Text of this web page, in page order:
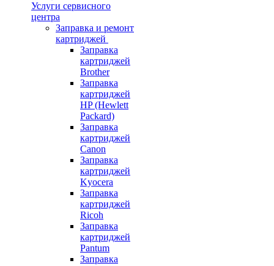
Услуги сервисного
центра
Заправка и ремонт
картриджей
Заправка
картриджей
Brother
Заправка
картриджей
HP (Hewlett
Packard)
Заправка
картриджей
Canon
Заправка
картриджей
Kyocera
Заправка
картриджей
Ricoh
Заправка
картриджей
Pantum
Заправка